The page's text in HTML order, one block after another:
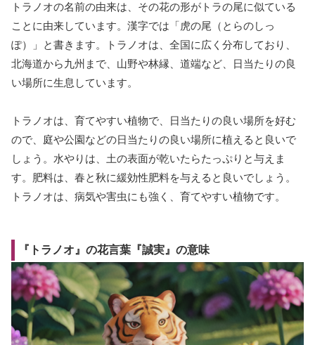
トラノオの名前の由来は、その花の形がトラの尾に似ている
ことに由来しています。漢字では「虎の尾（とらのしっ
ぽ）」と書きます。トラノオは、全国に広く分布しており、
北海道から九州まで、山野や林縁、道端など、日当たりの良
い場所に生息しています。
トラノオは、育てやすい植物で、日当たりの良い場所を好む
ので、庭や公園などの日当たりの良い場所に植えると良いで
しょう。水やりは、土の表面が乾いたらたっぷりと与えま
す。肥料は、春と秋に緩効性肥料を与えると良いでしょう。
トラノオは、病気や害虫にも強く、育てやすい植物です。
『トラノオ』の花言葉『誠実』の意味